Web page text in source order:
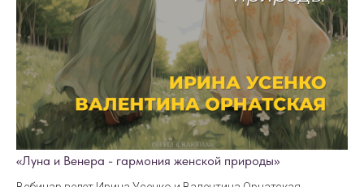
«Луна и Венера - гармония женской природы»